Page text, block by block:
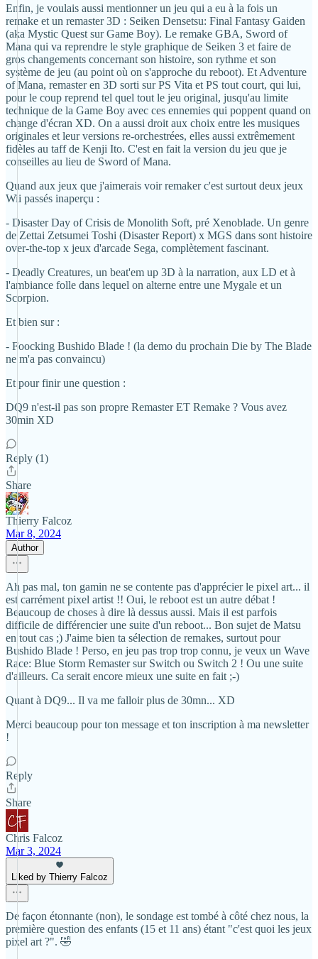
Enfin, je voulais aussi mentionner un jeu qui a eu à la fois un
remake et un remaster 3D : Seiken Densetsu: Final Fantasy Gaiden
(aka Mystic Quest sur Game Boy). Le remake GBA, Sword of
Mana qui va reprendre le style graphique de Seiken 3 et faire de
gros changements concernant son histoire, son rythme et son
système de jeu (au point où on s'approche du reboot). Et Adventure
of Mana, remaster en 3D sorti sur PS Vita et PS tout court, qui lui,
pour le coup reprend tel quel tout le jeu original, jusqu'au limite
technique de la Game Boy avec ces ennemies qui poppent quand on
change d'écran XD. On a aussi droit aux choix entre les musiques
originales et leur versions re-orchestrées, elles aussi extrêmement
fidèles au taff de Kenji Ito. C'est en fait la version du jeu que je
conseilles au lieu de Sword of Mana.
Quand aux jeux que j'aimerais voir remaker c'est surtout deux jeux
Wii passés inaperçu :
- Disaster Day of Crisis de Monolith Soft, pré Xenoblade. Un genre
de Zettai Zetsumei Toshi (Disaster Report) x MGS dans sont histoire
over-the-top x jeux d'arcade Sega, complètement fascinant.
- Deadly Creatures, un beat'em up 3D à la narration, aux LD et à
l'ambiance folle dans lequel on alterne entre une Mygale et un
Scorpion.
Et bien sur :
- Foocking Bushido Blade ! (la demo du prochain Die by The Blade
ne m'a pas convaincu)
Et pour finir une question :
DQ9 n'est-il pas son propre Remaster ET Remake ? Vous avez
30min XD
Reply (1)
Share
Thierry Falcoz
Mar 8, 2024
Author
Ah pas mal, ton gamin ne se contente pas d'apprécier le pixel art... il
est carrément pixel artist !! Oui, le reboot est un autre débat !
Beaucoup de choses à dire là dessus aussi. Mais il est parfois
difficile de différencier une suite d'un reboot... Bon sujet de Matsu
en tout cas ;) J'aime bien ta sélection de remakes, surtout pour
Bushido Blade ! Perso, en jeu pas trop trop connu, je veux un Wave
Race: Blue Storm Remaster sur Switch ou Switch 2 ! Ou une suite
d'ailleurs. Ca serait encore mieux une suite en fait ;-)
Quant à DQ9... Il va me falloir plus de 30mn... XD
Merci beaucoup pour ton message et ton inscription à ma newsletter
!
Reply
Share
Chris Falcoz
Mar 3, 2024
Liked by Thierry Falcoz
De façon étonnante (non), le sondage est tombé à côté chez nous, la
première question des enfants (15 et 11 ans) étant "c'est quoi les jeux
pixel art ?". 🤣